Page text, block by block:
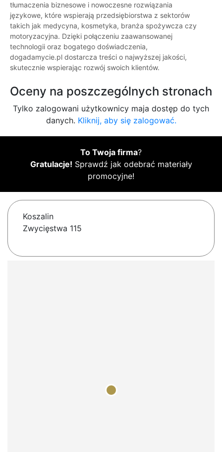
tłumaczenia biznesowe i nowoczesne rozwiązania
językowe, które wspierają przedsiębiorstwa z sektorów
takich jak medycyna, kosmetyka, branża spożywcza czy
motoryzacyjna. Dzięki połączeniu zaawansowanej
technologii oraz bogatego doświadczenia,
dogadamycie.pl dostarcza treści o najwyższej jakości,
skutecznie wspierając rozwój swoich klientów.
Oceny na poszczególnych stronach
Tylko zalogowani użytkownicy maja dostęp do tych
danych. Kliknij, aby się zalogować.
To Twoja firma?
Gratulacje! Sprawdź jak odebrać materiały
promocyjne!
Koszalin
Zwycięstwa 115